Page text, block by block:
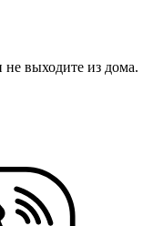
выходите из дома.